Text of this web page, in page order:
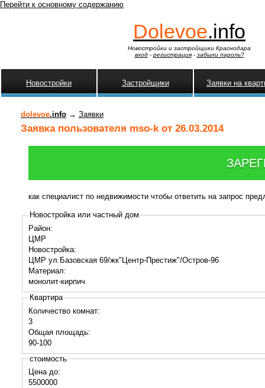
Перейти к основному содержанию
Dolevoe.info
Новостройки и застройщики Краснодара
вход- регистрация- забыли пароль?
Новостройки Застройщики Заявки на
dolevoe.info → Заявки
Заявка пользователя mso-k от 26.03.2014
как специалист по недвижимости чтобы ответить на запрос
Новостройка или частный дом
Район:
ЦМР
Новостройка:
ЦМР ул.Базовская 69/жк"Центр-Престиж"/Остров-96
Материал:
монолит-кирпич
Квартира
Количество комнат:
3
Общая площадь:
90-100
стоимость
Цена до:
5500000